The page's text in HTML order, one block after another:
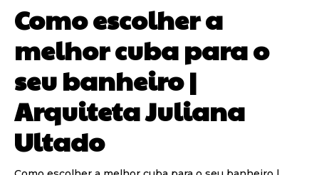
Como escolher a
melhor cuba para o
seu banheiro |
Arquiteta Juliana
Ultado